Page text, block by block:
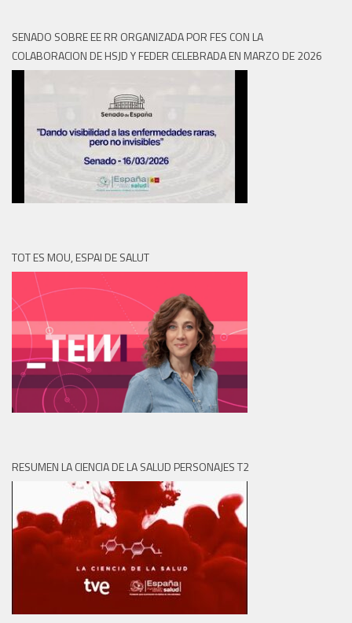
SENADO SOBRE EE RR ORGANIZADA POR FES CON LA
COLABORACION DE HSJD Y FEDER CELEBRADA EN MARZO DE 2026
TOT ES MOU, ESPAI DE SALUT
RESUMEN LA CIENCIA DE LA SALUD PERSONAJES T2